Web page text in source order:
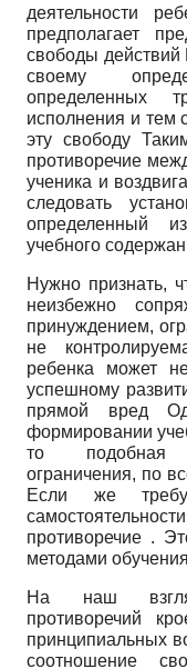
деятельности
предполагает
свободы действий
своему
определенных
исполнения и тем
эту свободу
противоречие
ученика и
следовать
определенный
учебного
Нужно признать,
неизбежно
принуждением,
не
ребенка может
успешному
прямой вред
формировании
то подобная
ограничения, по
Если же
противоречие .
методами
На наш
противоречий
принципиальных
соотношение